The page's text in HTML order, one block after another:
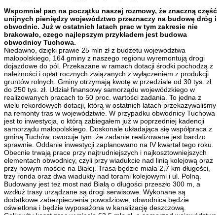
Wspomniał pan na początku naszej rozmowy, że znaczną część
unijnych pieniędzy województwo przeznaczy na budowę dróg i
obwodnic. Już w ostatnich latach prac w tym zakresie nie
brakowało, czego najlepszym przykładem jest budowa
obwodnicy Tuchowa.
Niedawno, dzięki prawie 25 mln zł z budżetu województwa
małopolskiego, 164 gminy z naszego regionu wyremontują drogi
dojazdowe do pól. Przekazane w ramach dotacji środki pochodzą z
należności i opłat rocznych związanych z wyłączeniem z produkcji
gruntów rolnych. Gminy otrzymają kwotę w przedziale od 30 tys. zł
do 250 tys. zł. Udział finansowy samorządu wojewódzkiego w
realizowanych pracach to 50 proc. wartości zadania. To jedna z
wielu rekordowych dotacji, którą w ostatnich latach przekazywaliśmy
na remonty tras w województwie. W przypadku obwodnicy Tuchowa
jest to inwestycja, o którą zabiegałem już w poprzedniej kadencji
samorządu małopolskiego. Doskonale układająca się współpraca z
gminą Tuchów, owocuje tym, że zadanie realizowane jest bardzo
sprawnie. Oddanie inwestycji zaplanowano na IV kwartał tego roku.
Obecnie trwają prace przy najtrudniejszych i najkosztowniejszych
elementach obwodnicy, czyli przy wiadukcie nad linią kolejową oraz
przy nowym moście na Białej. Trasa będzie miała 2,7 km długości,
trzy ronda oraz dwa wiadukty nad torami kolejowymi i ul. Polną.
Budowany jest też most nad Białą o długości przeszło 300 m, a
wzdłuż trasy urządzane są drogi serwisowe. Wykonane są
dodatkowe zabezpieczenia powodziowe, obwodnica będzie
oświetlona i będzie wyposażona w kanalizację deszczową.